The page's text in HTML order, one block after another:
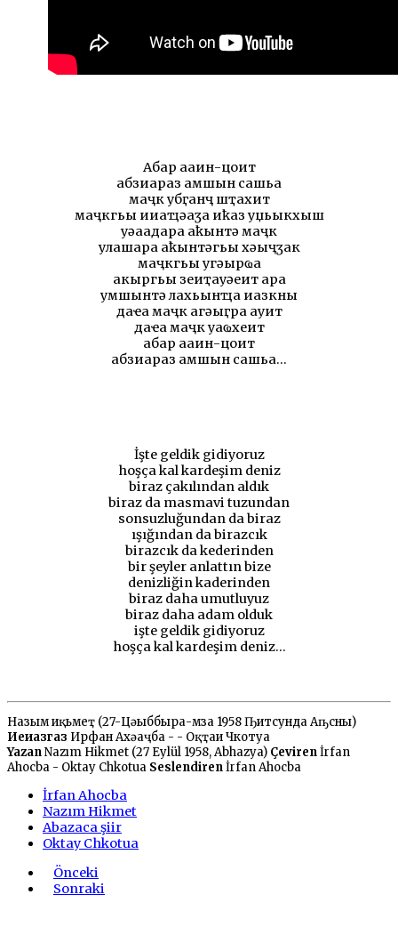
Абар ҳааин-ҳцоит
абзиараз амшын сашьа
маҷк убӷанҷ шҭаҳхит
маҷкгьы ииаҵәаӡа иҟаз уџьыкхыш
уҳәаадара аҟынтә маҷк
улашара аҟынтәгьы хәыҷӡак
маҷкгьы угәырҩа
акыргьы ҳзеиҭауҳәеит ҳара
умшынтә лахьынҵа иазкны
даҽа маҷк агәыӷра ҳауит
даҽа маҷк ҳуаҩхеит
абар ҳааин-ҳцоит
абзиараз амшын сашьа...
İşte geldik gidiyoruz
hoşça kal kardeşim deniz
biraz çakılından aldık
biraz da masmavi tuzundan
sonsuzluğundan da biraz
ışığından da birazcık
birazcık da kederinden
bir şeyler anlattın bize
denizliğin kaderinden
biraz daha umutluyuz
biraz daha adam olduk
işte geldik gidiyoruz
hoşça kal kardeşim deniz...
Назым Ҳиқьмеҭ (27-Цәыббыра-мза 1958 Ҧитсунда Аҧсны)
Иеиҭазгаз Ирфан Ахәаҷба - - Оқҭаи Чкотуа
YazanNazım Hikmet (27 Eylül 1958, Abhazya) Çevirenİrfan
Ahocba - Oktay Chkotua Seslendirenİrfan Ahocba
İrfan Ahocba
Nazım Hikmet
Abazaca şiir
Oktay Chkotua
Önceki
Sonraki